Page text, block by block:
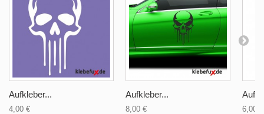
Aufkleber...
4,00 €
Aufkleber...
8,00 € 6,00 €